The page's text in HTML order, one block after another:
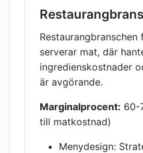
serverar mat, där
ingredienskostnader
är avgörande.
Marginalprocent: 60-
till matkostnad)
Menydesign: